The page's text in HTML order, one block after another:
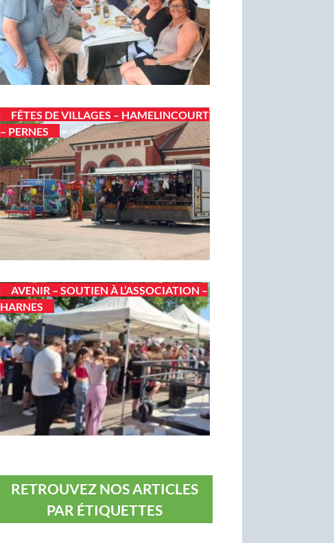
FÊTES DE VILLAGES – HAMELINCOURT
– PERNES
AVENIR – SOUTIEN À L’ASSOCIATION –
HARNES
RETROUVEZ NOS ARTICLES
PAR ÉTIQUETTES